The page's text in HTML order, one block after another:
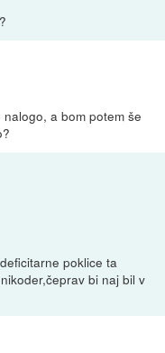
a bom potem še
poklice ta
bi naj bil v